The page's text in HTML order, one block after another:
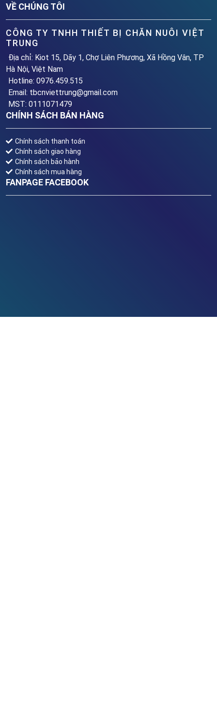
VỀ CHÚNG TÔI
CÔNG TY TNHH THIẾT BỊ CHĂN NUÔI VIỆT
TRUNG
Địa chỉ: Kiot 15, Dãy 1, Chợ Liên Phương, Xã Hồng Vân, TP
Hà Nội, Việt Nam
Hotline: 0976.459.515
Email: tbcnviettrung@gmail.com
MST: 0111071479
CHÍNH SÁCH BÁN HÀNG
Chính sách thanh toán
Chính sách giao hàng
Chính sách bảo hành
Chính sách mua hàng
FANPAGE FACEBOOK